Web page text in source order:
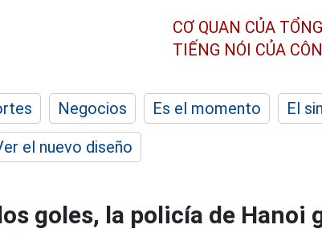
CƠ QUAN CỦA
TIẾNG NÓI CỦA
Negocios Es el momento El
el nuevo diseño
goles, la policía de Hanoi